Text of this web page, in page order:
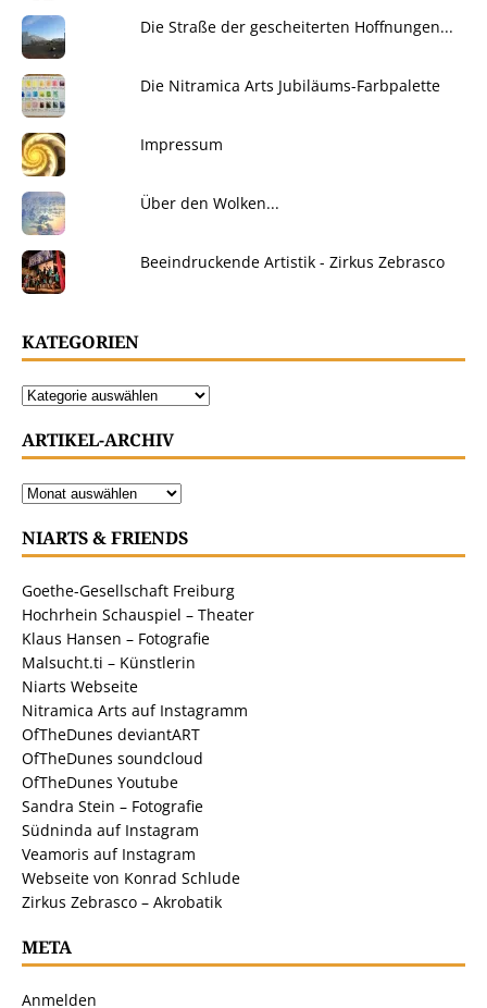
Die Straße der gescheiterten Hoffnungen...
Die Nitramica Arts Jubiläums-Farbpalette
Impressum
Über den Wolken...
Beeindruckende Artistik - Zirkus Zebrasco
KATEGORIEN
ARTIKEL-ARCHIV
NIARTS & FRIENDS
Goethe-Gesellschaft Freiburg
Hochrhein Schauspiel – Theater
Klaus Hansen – Fotografie
Malsucht.ti – Künstlerin
Niarts Webseite
Nitramica Arts auf Instagramm
OfTheDunes deviantART
OfTheDunes soundcloud
OfTheDunes Youtube
Sandra Stein – Fotografie
Südninda auf Instagram
Veamoris auf Instagram
Webseite von Konrad Schlude
Zirkus Zebrasco – Akrobatik
META
Anmelden